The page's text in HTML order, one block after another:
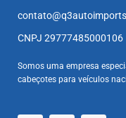
CNPJ 29777485000106
Somos uma empresa
cabeçotes para veículos